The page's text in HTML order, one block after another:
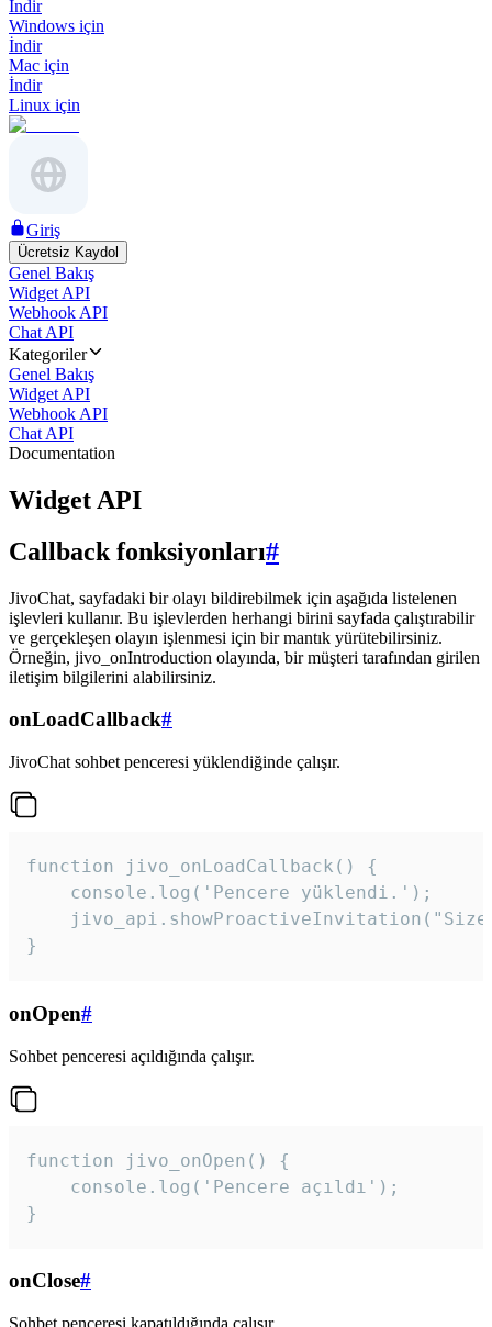
İndir
Windows için
İndir
Mac için
İndir
Linux için
Giriş
Ücretsiz Kaydol
Genel Bakış
Widget API
Webhook API
Chat API
Kategoriler
Genel Bakış
Widget API
Webhook API
Chat API
Documentation
Widget API
Callback fonksiyonları#
JivoChat, sayfadaki bir olayı bildirebilmek için aşağıda listelenen
işlevleri kullanır. Bu işlevlerden herhangi birini sayfada çalıştırabilir
ve gerçekleşen olayın işlenmesi için bir mantık yürütebilirsiniz.
Örneğin, jivo_onIntroduction olayında, bir müşteri tarafından girilen
iletişim bilgilerini alabilirsiniz.
onLoadCallback#
JivoChat sohbet penceresi yüklendiğinde çalışır.
function jivo_onLoadCallback() {
    console.log('Pencere yüklendi.');
}
onOpen#
Sohbet penceresi açıldığında çalışır.
function jivo_onOpen() {
    console.log('Pencere açıldı');
}
onClose#
Sohbet penceresi kapatıldığında çalışır.